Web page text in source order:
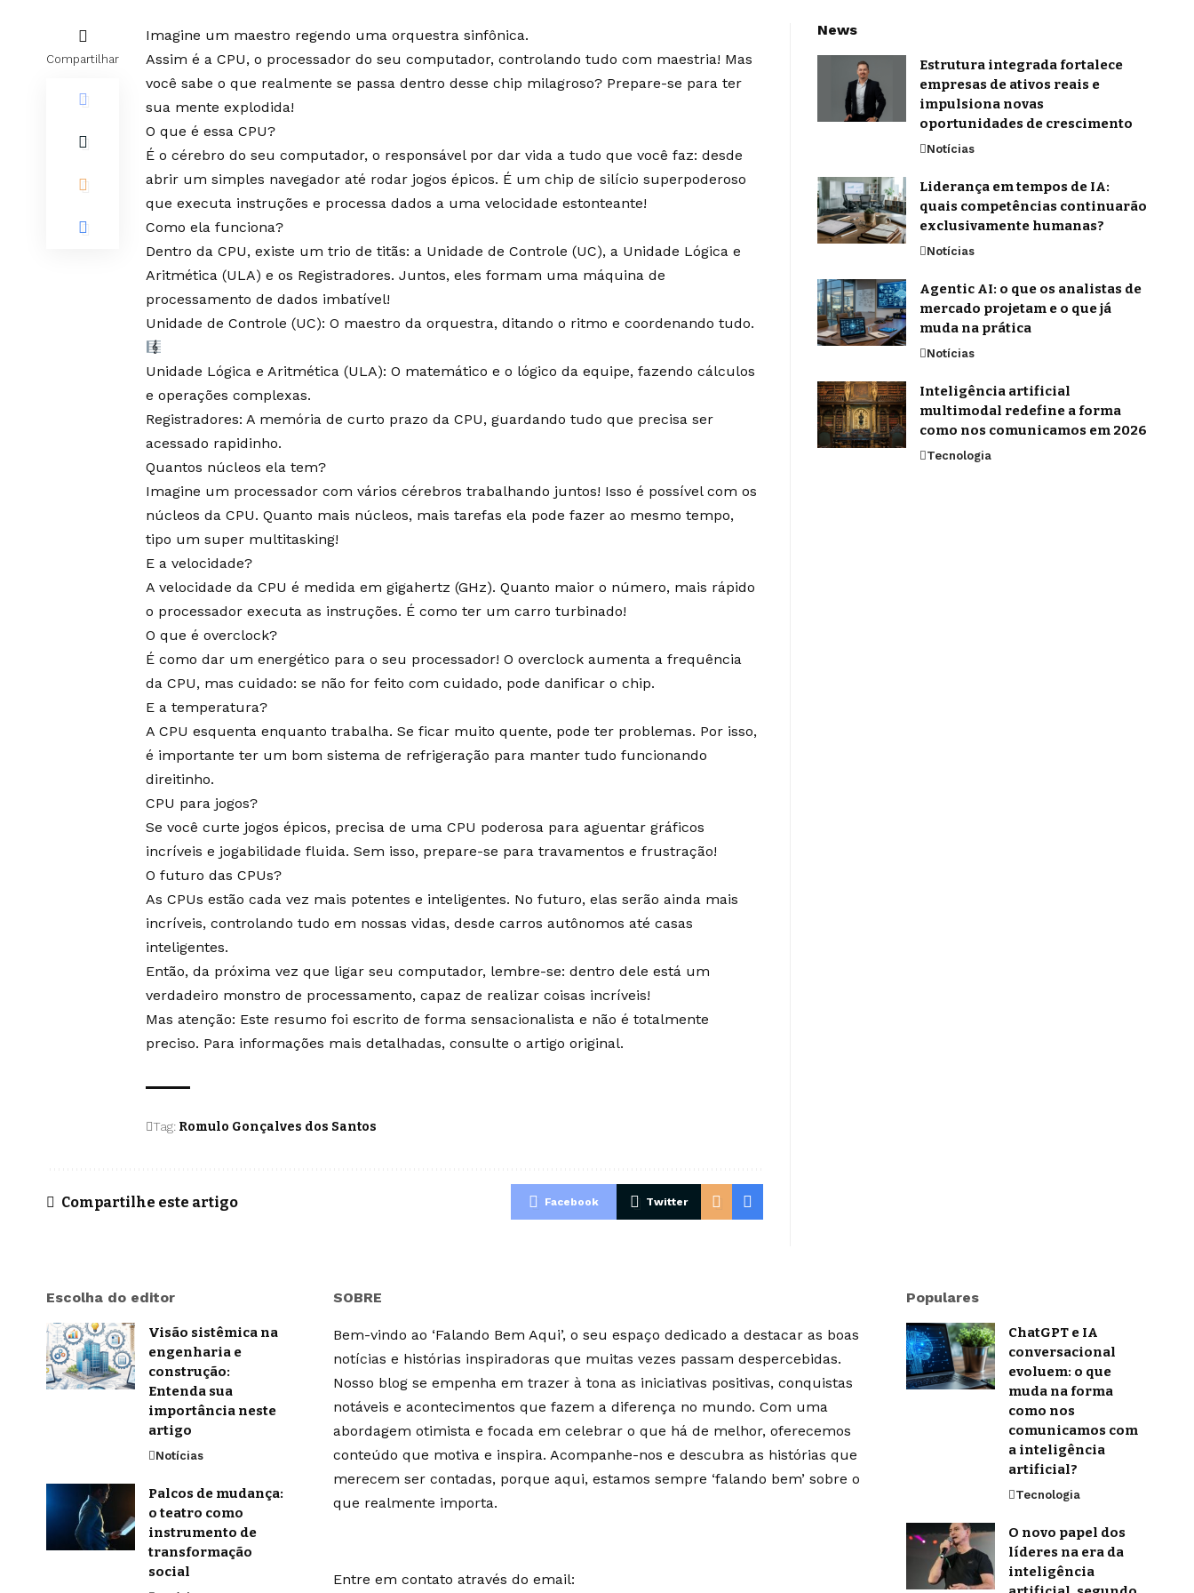
Compartilhar
Imagine um maestro regendo uma orquestra sinfônica.
Assim é a CPU, o processador do seu computador, controlando tudo com maestria! Mas
você sabe o que realmente se passa dentro desse chip milagroso? Prepare-se para ter
sua mente explodida!
O que é essa CPU?
É o cérebro do seu computador, o responsável por dar vida a tudo que você faz: desde
abrir um simples navegador até rodar jogos épicos. É um chip de silício superpoderoso
que executa instruções e processa dados a uma velocidade estonteante!
Como ela funciona?
Dentro da CPU, existe um trio de titãs: a Unidade de Controle (UC), a Unidade Lógica e
Aritmética (ULA) e os Registradores. Juntos, eles formam uma máquina de
processamento de dados imbatível!
Unidade de Controle (UC): O maestro da orquestra, ditando o ritmo e coordenando tudo.
Unidade Lógica e Aritmética (ULA): O matemático e o lógico da equipe, fazendo cálculos
e operações complexas.
Registradores: A memória de curto prazo da CPU, guardando tudo que precisa ser
acessado rapidinho.
Quantos núcleos ela tem?
Imagine um processador com vários cérebros trabalhando juntos! Isso é possível com os
núcleos da CPU. Quanto mais núcleos, mais tarefas ela pode fazer ao mesmo tempo,
tipo um super multitasking!
E a velocidade?
A velocidade da CPU é medida em gigahertz (GHz). Quanto maior o número, mais rápido
o processador executa as instruções. É como ter um carro turbinado!
O que é overclock?
É como dar um energético para o seu processador! O overclock aumenta a frequência
da CPU, mas cuidado: se não for feito com cuidado, pode danificar o chip.
E a temperatura?
A CPU esquenta enquanto trabalha. Se ficar muito quente, pode ter problemas. Por isso,
é importante ter um bom sistema de refrigeração para manter tudo funcionando
direitinho.
CPU para jogos?
Se você curte jogos épicos, precisa de uma CPU poderosa para aguentar gráficos
incríveis e jogabilidade fluida. Sem isso, prepare-se para travamentos e frustração!
O futuro das CPUs?
As CPUs estão cada vez mais potentes e inteligentes. No futuro, elas serão ainda mais
incríveis, controlando tudo em nossas vidas, desde carros autônomos até casas
inteligentes.
Então, da próxima vez que ligar seu computador, lembre-se: dentro dele está um
verdadeiro monstro de processamento, capaz de realizar coisas incríveis!
Mas atenção: Este resumo foi escrito de forma sensacionalista e não é totalmente
preciso. Para informações mais detalhadas, consulte o artigo original.
Tag: Romulo Gonçalves dos Santos
Compartilhe este artigo Facebook Twitter
News
Estrutura integrada fortalece
empresas de ativos reais e
impulsiona novas
oportunidades de crescimento
Notícias
Liderança em tempos de IA:
quais competências continuarão
exclusivamente humanas?
Notícias
Agentic AI: o que os analistas de
mercado projetam e o que já
muda na prática
Notícias
Inteligência artificial
multimodal redefine a forma
como nos comunicamos em 2026
Tecnologia
Escolha do editor
Visão sistêmica na
engenharia e
construção:
Entenda sua
importância neste
artigo
Notícias
Palcos de mudança:
o teatro como
instrumento de
transformação
social
SOBRE
Bem-vindo ao ‘Falando Bem Aqui’, o seu espaço dedicado a destacar as boas
notícias e histórias inspiradoras que muitas vezes passam despercebidas.
Nosso blog se empenha em trazer à tona as iniciativas positivas, conquistas
notáveis e acontecimentos que fazem a diferença no mundo. Com uma
abordagem otimista e focada em celebrar o que há de melhor, oferecemos
conteúdo que motiva e inspira. Acompanhe-nos e descubra as histórias que
merecem ser contadas, porque aqui, estamos sempre ‘falando bem’ sobre o
que realmente importa.
Entre em contato através do email:
Populares
ChatGPT e IA
conversacional
evoluem: o que
muda na forma
como nos
comunicamos com
a inteligência
artificial?
Tecnologia
O novo papel dos
líderes na era da
inteligência